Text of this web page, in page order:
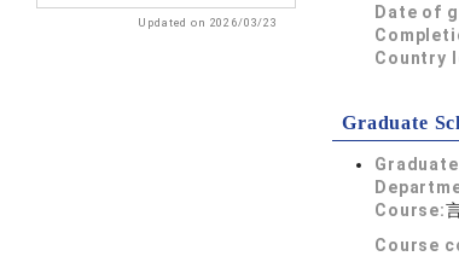
Updated on 2026/03/23
Date of
Country
Graduate
Course:
Course